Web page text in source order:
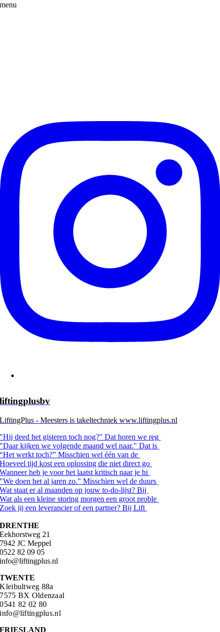
menu
liftingplusbv
LiftingPlus - Meesters is takeltechniek www.liftingplus.nl
"Hij deed het gisteren toch nog?" Dat horen we reg
"Daar kijken we volgende maand wel naar." Dat is
“Het werkt toch?” Misschien wel één van de
Hoeveel tijd kost een oplossing die niet direct go
Wanneer heb je voor het laatst kritisch naar je hi
"We doen het al jaren zo." Misschien wel de duurs
Wat staat er al maanden op jouw to-do-lijst? Bij
Wat als een kleine storing morgen een groot proble
Zoek jij een leverancier of een partner? Bij Lift
DRENTHE
Eekhorstweg 21
7942 JC Meppel
0522 82 09 05
info@liftingplus.nl
TWENTE
Kleibultweg 88a
7575 BX Oldenzaal
0541 82 02 80
info@liftingplus.nl
FRIESLAND